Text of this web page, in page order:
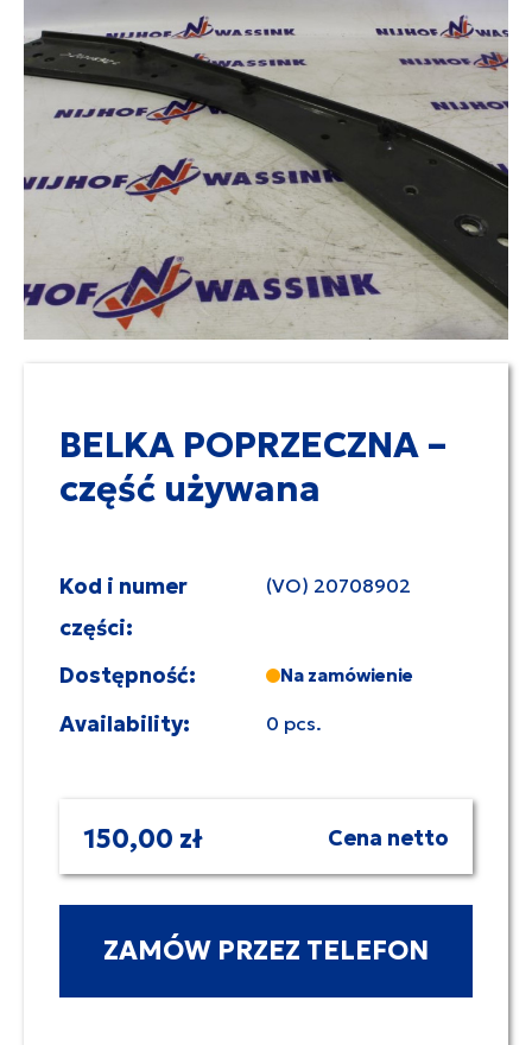
BELKA POPRZECZNA –
część używana
Kod i numer
części:
(VO) 20708902
Dostępność: Na zamówienie
Availability: 0 pcs.
150,00 zł Cena netto
ZAMÓW PRZEZ TELEFON